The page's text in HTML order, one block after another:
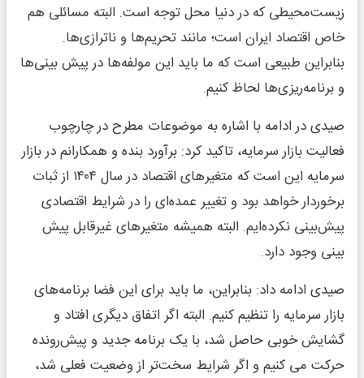
زیست‌محیطی که در دنیا محل توجه است. البته مسائلی هم
خاص اقتصاد ایران است؛ مانند تحریم‌ها و ناترازی‌ها.
بنابراین طبیعی است که ما باید این‌ مولفه‌ها در پیش بینی‌ها
و برنامه‌ریزی‌ها لحاظ کنیم.
صیدی در ادامه با اشاره به موضوعات مطرح در چارچوب
فعالیت بازار سرمایه، تاکید کرد: برآورد بنده و همکارانم در بازار
سرمایه این است که متغیرهای اقتصاد در سال ۱۴۰۴ از ثبات
برخوردار خواهد بود و تغییر عمده‌ای را در شرایط اقتصادی
پیش‌بینی نکرده‌ایم. البته همیشه متغیرهای غیرقابل پیش
بینی وجود دارد.
صیدی ادامه داد: بنابراین، ما باید برای این فضا برنامه‌های
بازار سرمایه را تنظیم کنیم. البته اگر اتفاق دیگری افتاد و
گشایش خوبی حاصل شد، با یک برنامه جدید و پیش‌رونده
حرکت می کنیم و اگر شرایط سخت‌تر از وضعیت فعلی شد،